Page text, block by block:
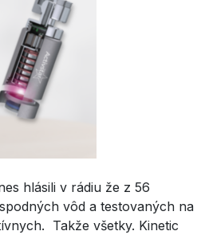
hlásili v rádiu že z 56
vôd a testovaných na
Takže všetky. Kinetic